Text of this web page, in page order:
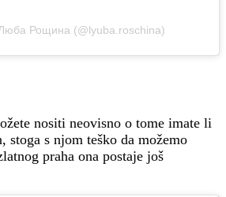
Рощина (@lyuba.roschina)
nositi neovisno o tome imate li
s njom teško da možemo
praha ona postaje još